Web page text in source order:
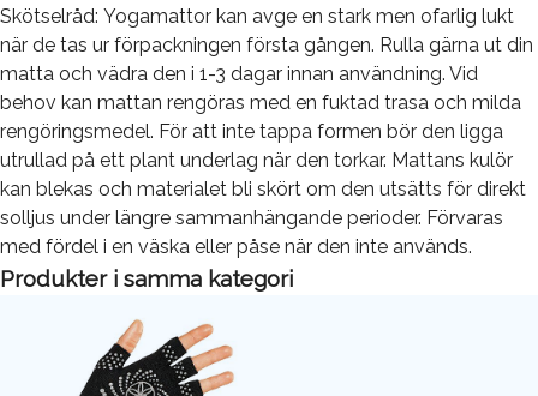
Skötselråd: Yogamattor kan avge en stark men ofarlig lukt
när de tas ur förpackningen första gången. Rulla gärna ut din
matta och vädra den i 1-3 dagar innan användning. Vid
behov kan mattan rengöras med en fuktad trasa och milda
rengöringsmedel. För att inte tappa formen bör den ligga
utrullad på ett plant underlag när den torkar. Mattans kulör
kan blekas och materialet bli skört om den utsätts för direkt
solljus under längre sammanhängande perioder. Förvaras
med fördel i en väska eller påse när den inte används.
Produkter i samma kategori